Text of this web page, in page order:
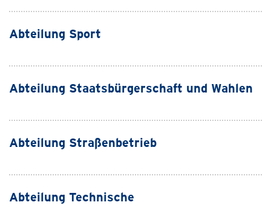
Abteilung Sport
Abteilung Staatsbürgerschaft und Wahlen
Abteilung Straßenbetrieb
Abteilung Technische